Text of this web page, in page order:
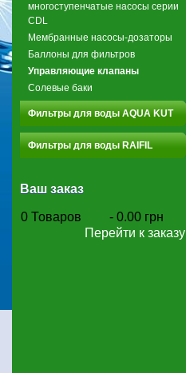
многоступенчатые насосы серии
CDL
Мембранные насосы-дозаторы
Баллоны для фильтров
Управляющие клапаны
Солевые баки
Фильтры для воды AQUA KUT
Фильтры для воды RAIFIL
Ваш заказ
0 Товаров - 0.00 грн
Перейти к заказу